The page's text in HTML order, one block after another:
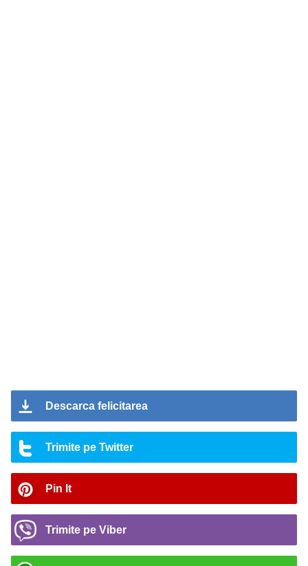
Descarca felicitarea
Trimite pe Twitter
Pin It
Trimite pe Viber